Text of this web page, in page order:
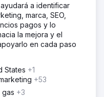
a identificar
marca, SEO,
pagos y lo
la mejora y el
en cada paso
States +1
+53
+3